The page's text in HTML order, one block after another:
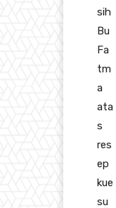
sih
Bu
Fa
tm
a
ata
s
res
ep
kue
su